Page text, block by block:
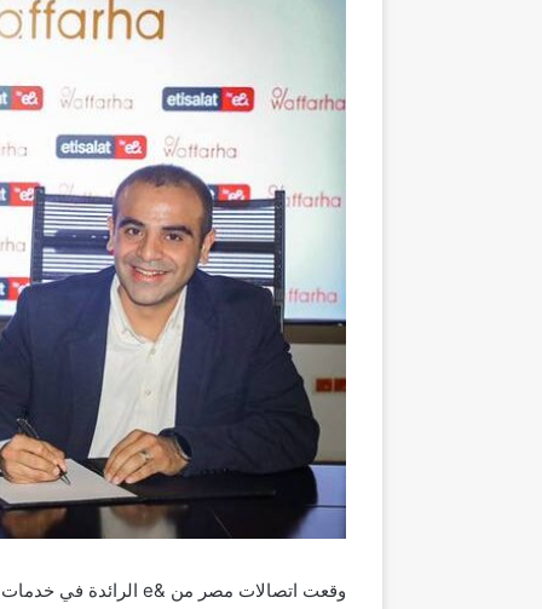
وقعت اتصالات مصر من &e الرائدة في خدمات